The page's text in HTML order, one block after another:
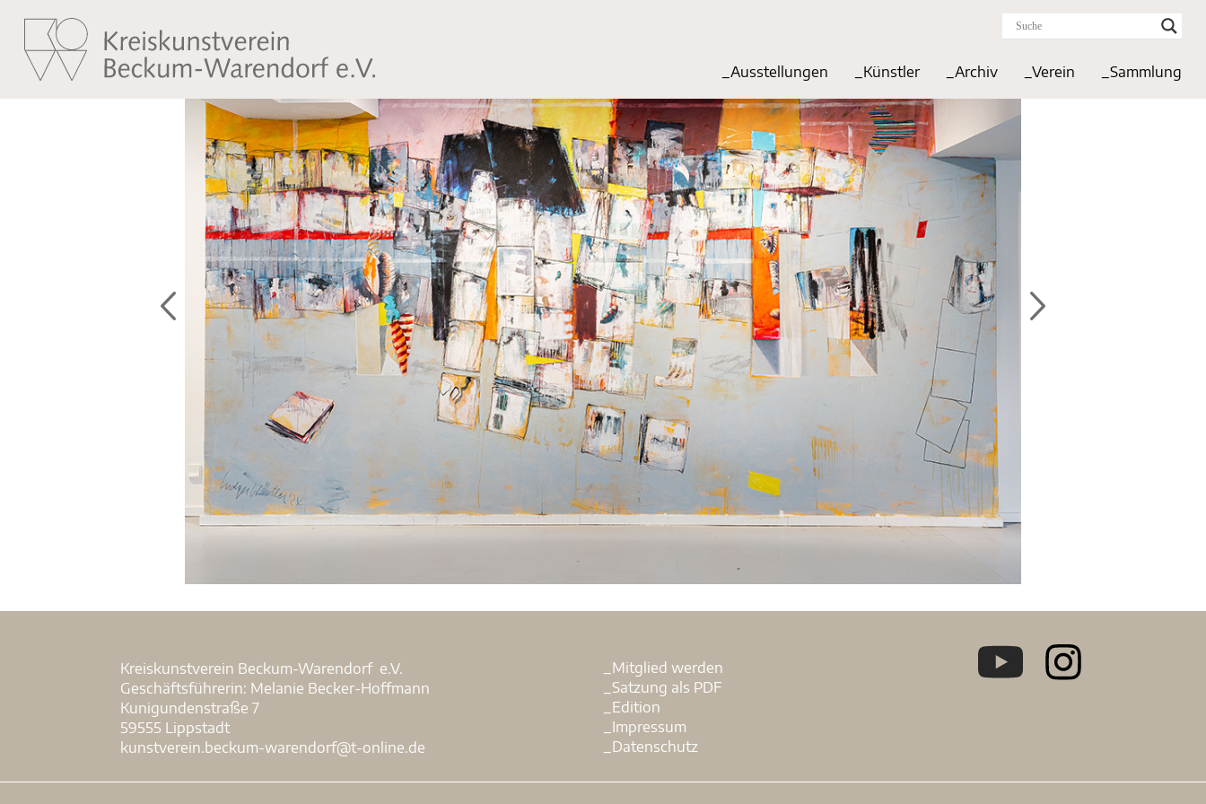
_Ausstellungen _Künstler _Archiv _Verein _Sammlung
Kreiskunstverein Beckum-Warendorf e.V.
Geschäftsführerin: Melanie Becker-Hoffmann
Kunigundenstraße 7
59555 Lippstadt
kunstverein.beckum-warendorf@t-online.de
_Mitglied werden
_Satzung als PDF
_Edition
_Impressum
_Datenschutz